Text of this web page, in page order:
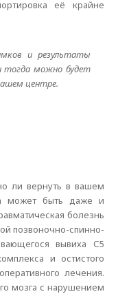
её крайне
и результаты
тогда можно будет
центре.
ли вернуть в вашем
может быть даже и
болезнь
позвоночно-спинно-
вывиха С5
и остистого
лечения.
мозга с нарушением